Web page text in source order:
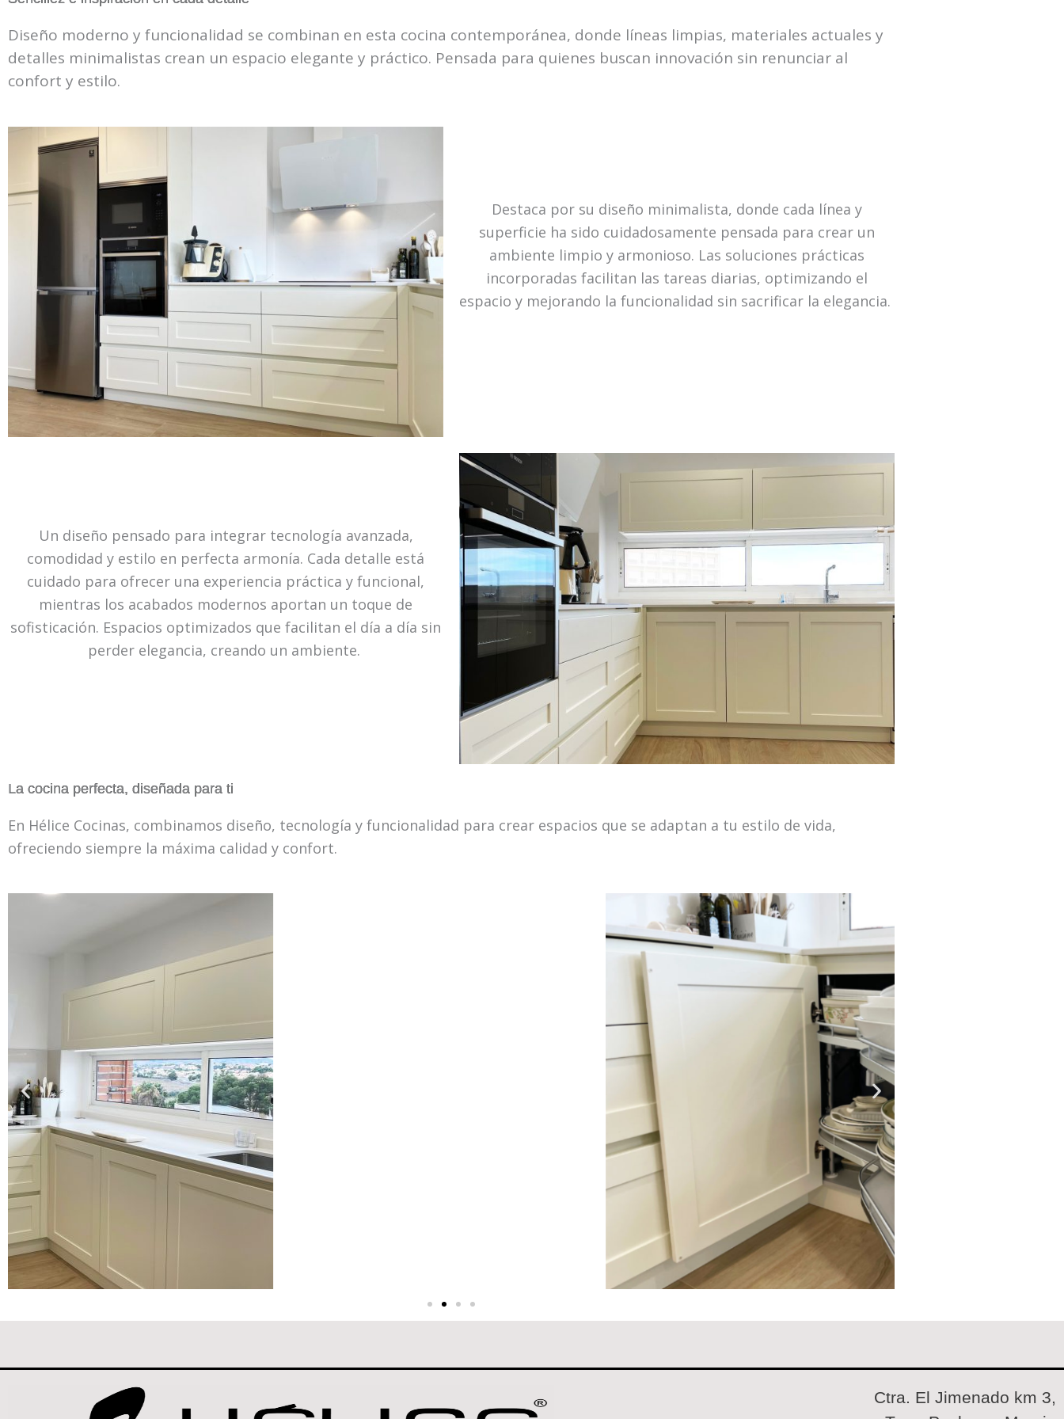
Diseño moderno y funcionalidad se combinan en esta cocina contemporánea, donde líneas limpias, materiales actuales y
detalles minimalistas crean un espacio elegante y práctico. Pensada para quienes buscan innovación sin renunciar al
confort y estilo.
Destaca por su diseño minimalista, donde cada línea y
superficie ha sido cuidadosamente pensada para crear un
ambiente limpio y armonioso. Las soluciones prácticas
incorporadas facilitan las tareas diarias, optimizando el
espacio y mejorando la funcionalidad sin sacrificar la elegancia.
Un diseño pensado para integrar tecnología avanzada,
comodidad y estilo en perfecta armonía. Cada detalle está
cuidado para ofrecer una experiencia práctica y funcional,
mientras los acabados modernos aportan un toque de
sofisticación. Espacios optimizados que facilitan el día a día sin
perder elegancia, creando un ambiente.
La cocina perfecta, diseñada para ti
En Hélice Cocinas, combinamos diseño, tecnología y funcionalidad para crear espacios que se adaptan a tu estilo de vida,
ofreciendo siempre la máxima calidad y confort.
Ctra. El Jimenado km 3,